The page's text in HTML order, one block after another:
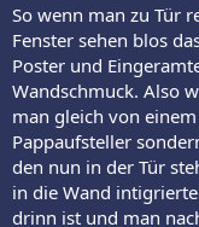
So wenn man zu Tür
Fenster sehen blos
Poster und
Wandschmuck. Also
man gleich von
Pappaufsteller
den nun in der Tür
in die Wand
drinn ist und man